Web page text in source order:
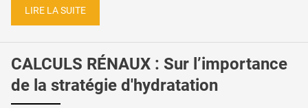
LIRE LA SUITE
CALCULS RÉNAUX : Sur l’importance
de la stratégie d'hydratation